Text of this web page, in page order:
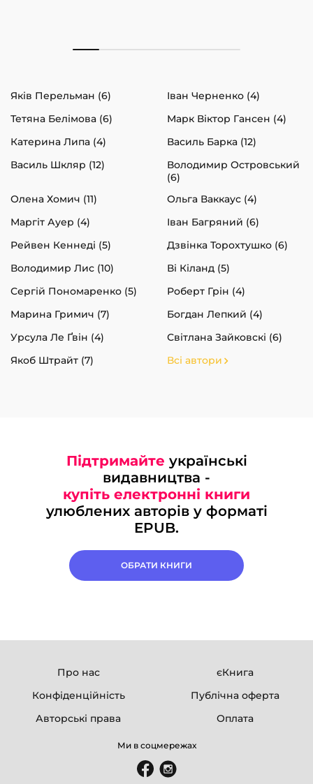
Яків Перельман (6)
Іван Черненко (4)
Тетяна Белімова (6)
Марк Віктор Гансен (4)
Катерина Липа (4)
Василь Барка (12)
Василь Шкляр (12)
Володимир Островський
(6)
Олена Хомич (11)
Ольга Ваккаус (4)
Маргіт Ауер (4)
Іван Багряний (6)
Рейвен Кеннеді (5)
Дзвінка Торохтушко (6)
Володимир Лис (10)
Ві Кіланд (5)
Сергій Пономаренко (5)
Роберт Грін (4)
Марина Гримич (7)
Богдан Лепкий (4)
Урсула Ле Ґвін (4)
Світлана Зайковскі (6)
Якоб Штрайт (7)
Всі автори
Підтримайте українські
видавництва -
купіть електронні книги
улюблених авторів у форматі
EPUB.
ОБРАТИ КНИГИ
Про нас
єКнига
Конфіденційність
Публічна оферта
Авторські права
Оплата
Ми в соцмережах